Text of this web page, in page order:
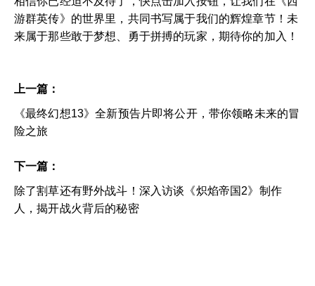
游群英传》的世界里，共同书写属于我们的辉煌章节！未
来属于那些敢于梦想、勇于拼搏的玩家，期待你的加入！
上一篇：
《最终幻想13》全新预告片即将公开，带你领略未来的冒
险之旅
下一篇：
除了割草还有野外战斗！深入访谈《炽焰帝国2》制作
人，揭开战火背后的秘密